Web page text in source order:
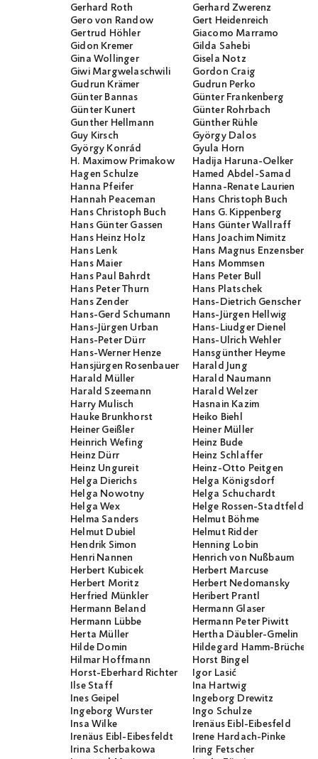
Gerhard Roth
Gerhard Zwerenz
Gero von Randow
Gert Heidenreich
Gertrud Höhler
Giacomo Marramo
Gidon Kremer
Gilda Sahebi
Gina Wollinger
Gisela Notz
Giwi Margwelaschwili
Gordon Craig
Gudrun Krämer
Gudrun Perko
Günter Bannas
Günter Frankenberg
Günter Kunert
Günter Rohrbach
Gunther Hellmann
Günther Rühle
Guy Kirsch
György Dalos
György Konrád
Gyula Horn
H. Maximow Primakow
Hadija Haruna-Oelker
Hagen Schulze
Hamed Abdel-Samad
Hanna Pfeifer
Hanna-Renate Laurien
Hannah Peaceman
Hans Christoph Buch
Hans Christoph Buch
Hans G. Kippenberg
Hans Günter Gassen
Hans Günter Wallraff
Hans Heinz Holz
Hans Joachim Nimitz
Hans Lenk
Hans Magnus
Hans Maier
Hans Mommsen
Hans Paul Bahrdt
Hans Peter Bull
Hans Peter Thurn
Hans Platschek
Hans Zender
Hans-Dietrich Genscher
Hans-Gerd Schumann
Hans-Jürgen Hellwig
Hans-Jürgen Urban
Hans-Liudger Dienel
Hans-Peter Dürr
Hans-Ulrich Wehler
Hans-Werner Henze
Hansgünther Heyme
Hansjürgen Rosenbauer
Harald Jung
Harald Müller
Harald Naumann
Harald Szeemann
Harald Welzer
Harry Mulisch
Hasnain Kazim
Hauke Brunkhorst
Heiko Biehl
Heiner Geißler
Heiner Müller
Heinrich Wefing
Heinz Bude
Heinz Dürr
Heinz Schlaffer
Heinz Ungureit
Heinz-Otto Peitgen
Helga Dierichs
Helga Königsdorf
Helga Nowotny
Helga Schuchardt
Helga Wex
Helge Rossen-Stadtfeld
Helma Sanders
Helmut Böhme
Helmut Dubiel
Helmut Ridder
Hendrik Simon
Henning Lobin
Henri Nannen
Henrich von Nußbaum
Herbert Kubicek
Herbert Marcuse
Herbert Moritz
Herbert Nedomansky
Herfried Münkler
Heribert Prantl
Hermann Beland
Hermann Glaser
Hermann Lübbe
Hermann Peter Piwitt
Herta Müller
Hertha Däubler-Gmelin
Hilde Domin
Hildegard Hamm-Brücher
Hilmar Hoffmann
Horst Bingel
Horst-Eberhard Richter
Igor Lasić
Ilse Staff
Ina Hartwig
Ines Geipel
Ingeborg Drewitz
Ingeborg Wurster
Ingo Schulze
Insa Wilke
Irenäus Eibl-Eibesfeld
Irenäus Eibl-Eibesfeldt
Irene Hardach-Pinke
Irina Scherbakowa
Iring Fetscher